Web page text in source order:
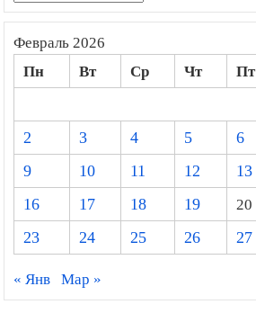
Февраль 2026
Пн Вт Ср Чт Пт
2
3 4 5 6
9
10 11 12 13
16
17 18 19 20
23
24 25 26 27
« Янв Мар »